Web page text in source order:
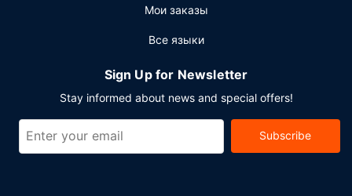
Мои заказы
Все языки
Sign Up for Newsletter
Stay informed about news and special offers!
Subscribe